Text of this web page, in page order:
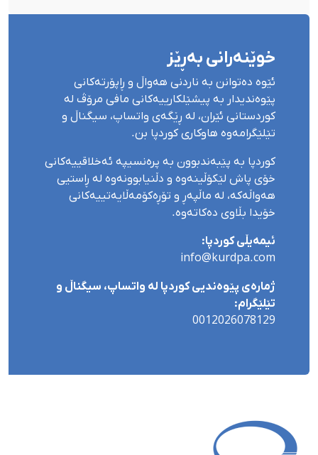
خوێنەرانی بەڕێز
ئێوە دەتوانن بە ناردنی هەواڵ و ڕاپۆرتەکانی
پێوەندیدار بە پیشێلکارییەکانی مافی مرۆڤ لە
کوردستانی ئێران، لە ڕێگەی واتساپ، سیگناڵ و
تێلێگرامەوە هاوکاری کوردپا بن.
کوردپا بە پێبەندبوون بە پرەنسیپە ئەخلاقییەکانی
خۆی پاش لێکۆڵینەوە و دڵنیابوونەوە لە ڕاستیی
هەواڵەکە، لە ماڵپەڕ و تۆڕەکۆمەڵایەتییەکانی
خۆیدا بڵاوی دەکاتەوە.
ئیمەیڵی کوردپا:
info@kurdpa.com
ژمارەی پێوەندیی کوردپا لە واتساپ، سیگناڵ و
تێلێگرام:
0012026078129